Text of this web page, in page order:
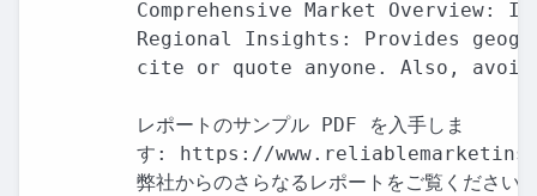
Comprehensive Market
Regional Insights: Provides
cite or quote anyone. Also, avoid
レポートのサンプル PDF を入手しま
す: https://
弊社からのさらなるレポートをご覧ください: